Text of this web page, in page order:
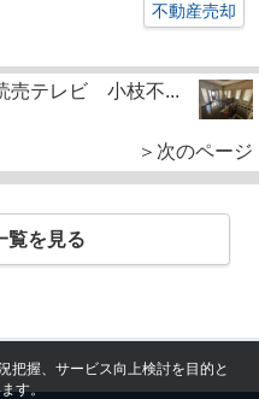
不動産売却
売テレビ 小枝不...
＞次のページ
覧を見る
把握、サービス向上検討を目的と
す。